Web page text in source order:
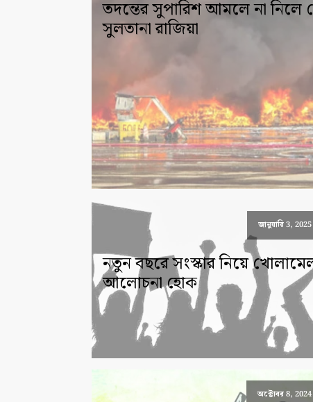
তদন্তের সুপারিশ আমলে না নিলে
সুলতানা রাজিয়া
জানুয়ারি 3, 2025
নতুন বছরে সংস্কার নিয়ে
আলোচনা হোক
অক্টোবর 8, 2024